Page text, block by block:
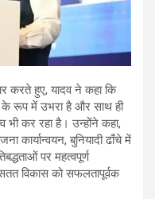
करते हुए, यादव ने कहा कि
रूप में उभरा है और साथ ही
भी कर रहा है। उन्होंने कहा,
कार्यान्वयन, बुनियादी ढाँचे में
पर महत्वपूर्ण
विकास को सफलतापूर्वक